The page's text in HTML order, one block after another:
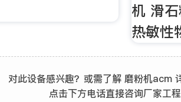
机 滑
热敏性
对此设备感兴趣？或需了解 磨粉机acm
点击下方电话直接咨询厂家工程